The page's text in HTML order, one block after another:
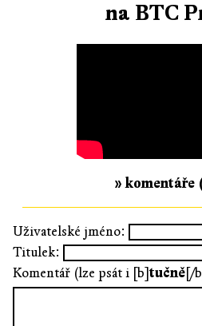
na BTC
» komentáře
Uživatelské jméno:
Titulek:
Komentář (lze psát i [b]tučně[/